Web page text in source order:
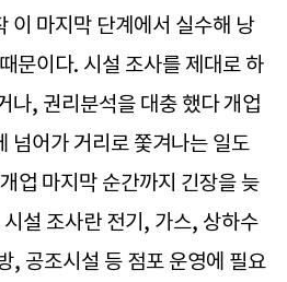
이 마지막 단계에서 실수해 낭
문이다. 시설 조사를 제대로 하
나, 권리분석을 대충 했다 개업
넘어가 거리로 쫓겨나는 일도
업 마지막 순간까지 긴장을 늦
설 조사란 전기, 가스, 상하수
, 공조시설 등 점포 운영에 필요